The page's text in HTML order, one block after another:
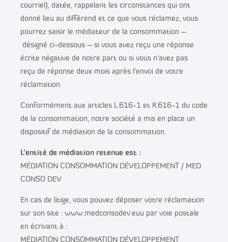
courriel), datée, rappelant les circonstances qui ont
donné lieu au différend et ce que vous réclamez, vous
pourrez saisir le médiateur de la consommation –
désigné ci-dessous – si vous avez reçu une réponse
écrite négative de notre part ou si vous n’avez pas
reçu de réponse deux mois après l’envoi de votre
réclamation.
Conformément aux articles L.616-1 et R.616-1 du code
de la consommation, notre société a mis en place un
dispositif de médiation de la consommation.
L’entité de médiation retenue est :
MÉDIATION CONSOMMATION DÉVELOPPEMENT / MED
CONSO DEV
En cas de litige, vous pouvez déposer votre réclamation
sur son site : www.medconsodev.euu par voie postale
en écrivant à :
MÉDIATION CONSOMMATION DÉVELOPPEMENT